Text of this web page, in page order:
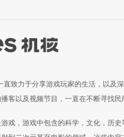
致力于分享游戏玩家的生活，以及
客以及视频节目，一直在不断寻找民
戏，游戏中包含的科学，文化，历